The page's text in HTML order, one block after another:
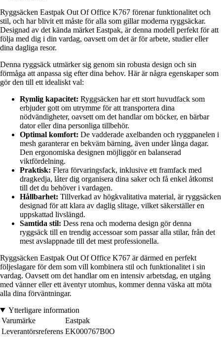
Ryggsäcken Eastpak Out Of Office K767 förenar funktionalitet och
stil, och har blivit ett måste för alla som gillar moderna ryggsäckar.
Designad av det kända märket Eastpak, är denna modell perfekt för att
följa med dig i din vardag, oavsett om det är för arbete, studier eller
dina dagliga resor.
Denna ryggsäck utmärker sig genom sin robusta design och sin
förmåga att anpassa sig efter dina behov. Här är några egenskaper som
gör den till ett idealiskt val:
Rymlig kapacitet: Ryggsäcken har ett stort huvudfack som
erbjuder gott om utrymme för att transportera dina
nödvändigheter, oavsett om det handlar om böcker, en bärbar
dator eller dina personliga tillbehör.
Optimal komfort: De vadderade axelbanden och ryggpanelen i
mesh garanterar en bekväm bärning, även under långa dagar.
Den ergonomiska designen möjliggör en balanserad
viktfördelning.
Praktisk: Flera förvaringsfack, inklusive ett framfack med
dragkedja, låter dig organisera dina saker och få enkel åtkomst
till det du behöver i vardagen.
Hållbarhet: Tillverkad av högkvalitativa material, är ryggsäcken
designad för att klara av daglig slitage, vilket säkerställer en
uppskattad livslängd.
Samtida stil: Dess rena och moderna design gör denna
ryggsäck till en trendig accessoar som passar alla stilar, från det
mest avslappnade till det mest professionella.
Ryggsäcken Eastpak Out Of Office K767 är därmed en perfekt
följeslagare för dem som vill kombinera stil och funktionalitet i sin
vardag. Oavsett om det handlar om en intensiv arbetsdag, en utgång
med vänner eller ett äventyr utomhus, kommer denna väska att möta
alla dina förväntningar.
Ytterligare information
Varumärke
Eastpak
Leverantörsreferens EK000767B0O